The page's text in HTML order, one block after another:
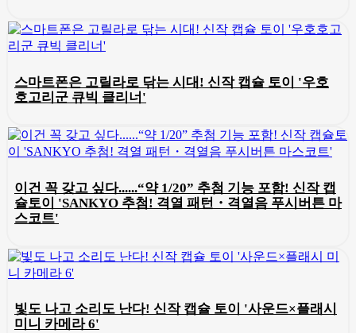
스마트폰은 고릴라로 닦는 시대! 신작 캡슐 토이 '우호
호고리군 큐빅 클리너'
이건 꼭 갖고 싶다......“약 1/20” 추첨 기능 포함! 신작 캡
슐토이 'SANKYO 추첨! 격열 패턴・격열음 푸시버튼 마
스코트'
빛도 나고 소리도 난다! 신작 캡슐 토이 '사운드×플래시
미니 카메라 6'